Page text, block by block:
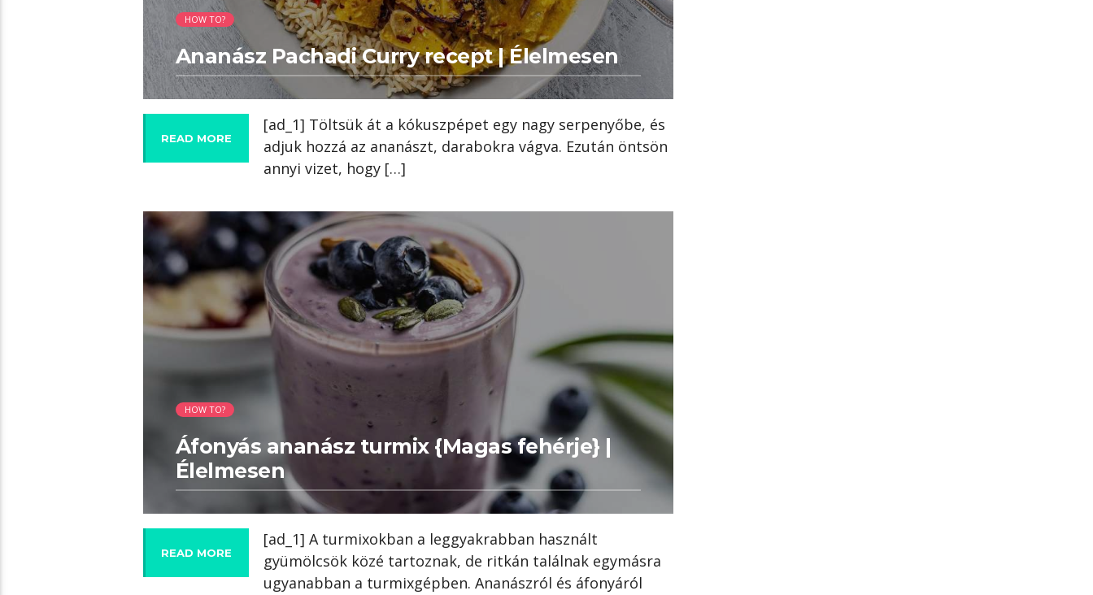
HOW TO?
Ananász Pachadi Curry recept | Élelmesen
READ MORE
[ad_1] Töltsük át a kókuszpépet egy nagy serpenyőbe, és
adjuk hozzá az ananászt, darabokra vágva. Ezután öntsön
annyi vizet, hogy […]
01:20 READ TIME
HOW TO?
Áfonyás ananász turmix {Magas fehérje} |
Élelmesen
READ MORE
[ad_1] A turmixokban a leggyakrabban használt
gyümölcsök közé tartoznak, de ritkán találnak egymásra
ugyanabban a turmixgépben. Ananászról és áfonyáról